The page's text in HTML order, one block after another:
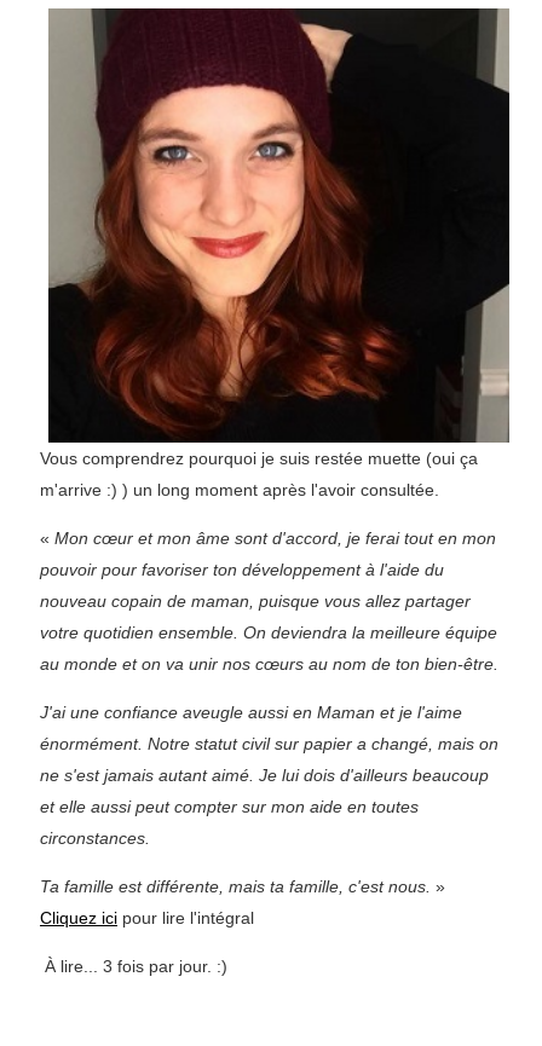
Vous comprendrez pourquoi je suis restée muette (oui ça
m'arrive :) ) un long moment après l'avoir consultée.
« Mon cœur et mon âme sont d'accord, je ferai tout en mon
pouvoir pour favoriser ton développement à l'aide du
nouveau copain de maman, puisque vous allez partager
votre quotidien ensemble. On deviendra la meilleure équipe
au monde et on va unir nos cœurs au nom de ton bien-être.
J'ai une confiance aveugle aussi en Maman et je l'aime
énormément. Notre statut civil sur papier a changé, mais on
ne s'est jamais autant aimé. Je lui dois d'ailleurs beaucoup
et elle aussi peut compter sur mon aide en toutes
circonstances.
Ta famille est différente, mais ta famille, c'est nous. »
Cliquez ici pour lire l'intégral
À lire... 3 fois par jour. :)